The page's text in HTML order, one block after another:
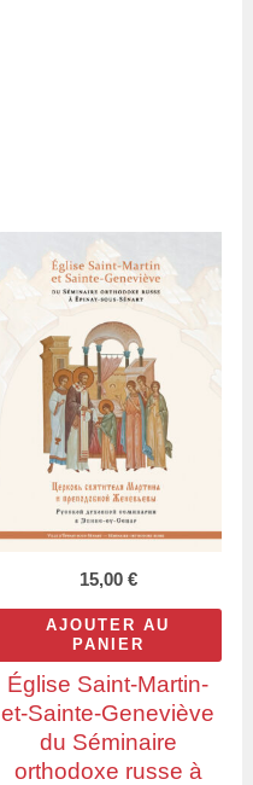
15,00 €
AJOUTER AU
PANIER
Église Saint-Martin-
et-Sainte-Geneviève
du Séminaire
orthodoxe russe à